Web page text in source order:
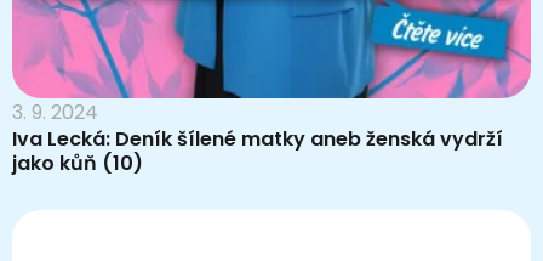
3. 9. 2024
Iva Lecká: Deník šílené matky aneb ženská vydrží
jako kůň (10)